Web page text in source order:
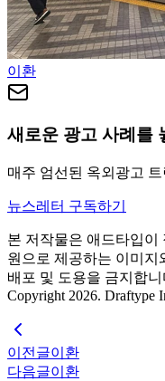
이환
새로운 광고 사례를
매주 엄선된 옥외광고
뉴스레터 구독하기
본 저작물은 애드타입이
원으로 제공하는 이미지
배포 및 도용을 금지합니
Copyright 2026. Draftype
이전글이환
다음글이환